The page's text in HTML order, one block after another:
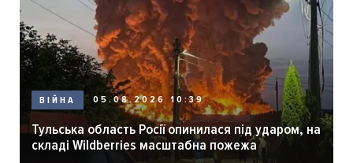
ВІЙНА 05.08.2026 10:39
Тульська область Росії опинилася під ударом, на
складі Wildberries масштабна пожежа